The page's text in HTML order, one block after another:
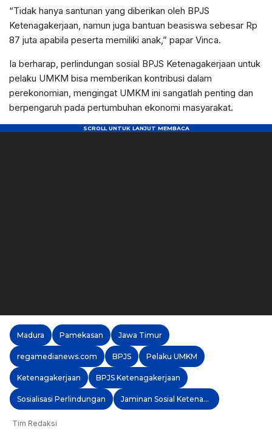
“Tidak hanya santunan yang diberikan oleh BPJS
Ketenagakerjaan, namun juga bantuan beasiswa sebesar Rp
87 juta apabila peserta memiliki anak,” papar Vinca.
Ia berharap, perlindungan sosial BPJS Ketenagakerjaan untuk
pelaku UMKM bisa memberikan kontribusi dalam
perekonomian, mengingat UMKM ini sangatlah penting dan
berpengaruh pada pertumbuhan ekonomi masyarakat.
Madura Pamekasan Jawa Timur
regamedianews.com BPJS Pelaku UMKM
Ketenagakerjaan BPJS Ketenagakerjaan
Sosialisasi Perlindungan Jaminan Sosial Ketenagakerjaan
Tim Redaksi